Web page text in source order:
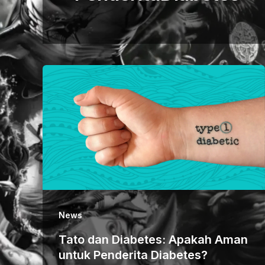
News
Tato dan Diabetes: Apakah Aman
untuk Penderita Diabetes?